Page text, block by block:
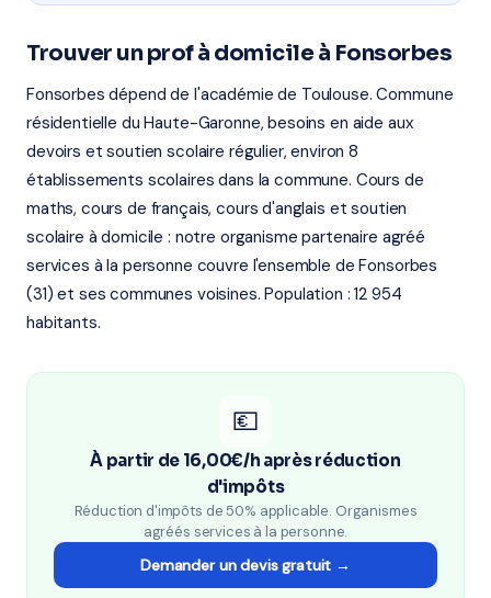
Trouver un prof à domicile à Fonsorbes
Fonsorbes dépend de l'académie de Toulouse. Commune
résidentielle du Haute-Garonne, besoins en aide aux
devoirs et soutien scolaire régulier, environ 8
établissements scolaires dans la commune. Cours de
maths, cours de français, cours d'anglais et soutien
scolaire à domicile : notre organisme partenaire agréé
services à la personne couvre l'ensemble de Fonsorbes
(31) et ses communes voisines. Population : 12 954
habitants.
💶
À partir de 16,00€/h après réduction
d'impôts
Réduction d'impôts de 50% applicable. Organismes
agréés services à la personne.
Demander un devis gratuit →